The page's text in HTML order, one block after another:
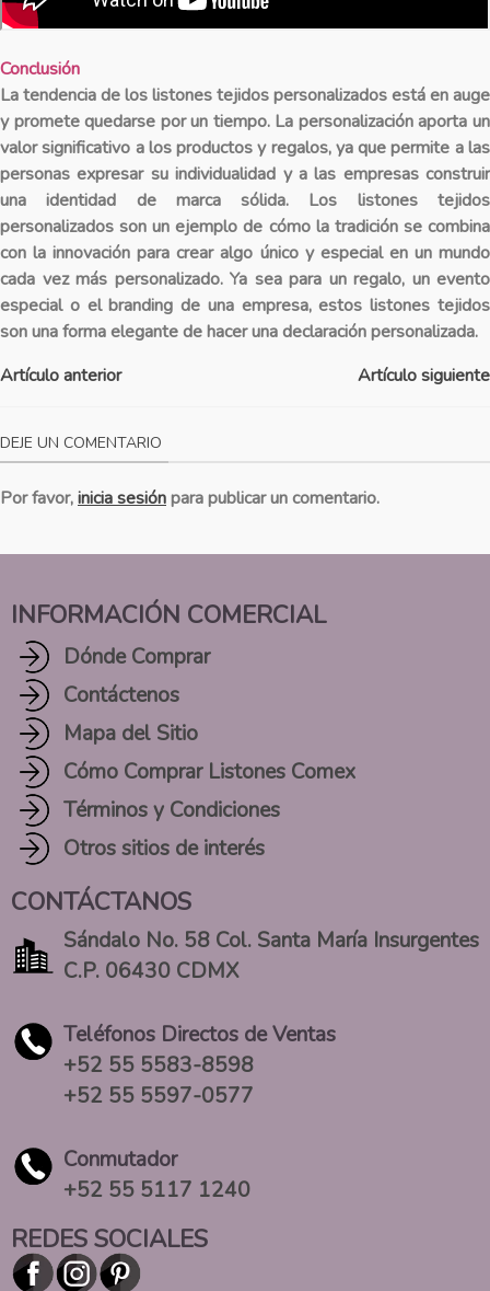
Conclusión
La tendencia de los listones tejidos personalizados está en auge
y promete quedarse por un tiempo. La personalización aporta un
valor significativo a los productos y regalos, ya que permite a las
personas expresar su individualidad y a las empresas construir
una identidad de marca sólida. Los listones tejidos
personalizados son un ejemplo de cómo la tradición se combina
con la innovación para crear algo único y especial en un mundo
cada vez más personalizado. Ya sea para un regalo, un evento
especial o el branding de una empresa, estos listones tejidos
son una forma elegante de hacer una declaración personalizada.
Artículo anterior
Artículo siguiente
DEJE UN COMENTARIO
Por favor,inicia sesiónpara publicar un comentario.
INFORMACIÓN COMERCIAL
Dónde Comprar
Contáctenos
Mapa del Sitio
Cómo Comprar Listones Comex
Términos y Condiciones
Otros sitios de interés
CONTÁCTANOS
Sándalo No. 58 Col. Santa María Insurgentes
C.P. 06430 CDMX
Teléfonos Directos de Ventas
+52 55 5583-8598
+52 55 5597-0577
Conmutador
+52 55 5117 1240
REDES SOCIALES